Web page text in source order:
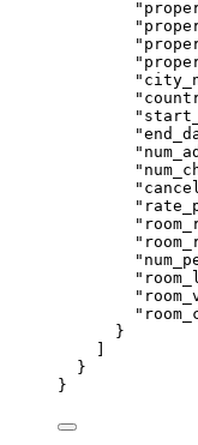
}
}
}